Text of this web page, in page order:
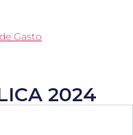
Gasto
2024